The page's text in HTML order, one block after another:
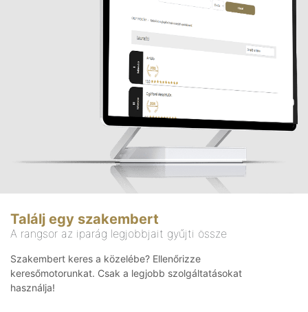
Találj egy szakembert
A rangsor az iparág legjobbjait gyűjti össze
Szakembert keres a közelébe? Ellenőrizze
keresőmotorunkat. Csak a legjobb szolgáltatásokat
használja!